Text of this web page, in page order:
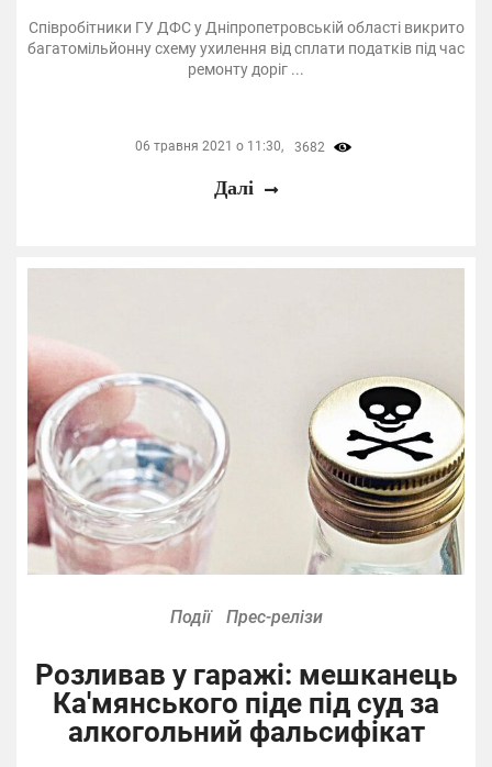
Співробітники ГУ ДФС у Дніпропетровській області викрито
багатомільйонну схему ухилення від сплати податків під час
ремонту доріг ...
06 травня 2021 о 11:30, 3682
Далі
Події Прес-релізи
Розливав у гаражі: мешканець
Ка'мянського піде під суд за
алкогольний фальсифікат